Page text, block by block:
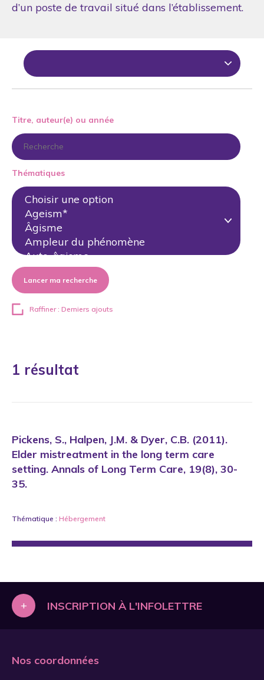
d’un poste de travail situé dans l’établissement.
Titre, auteur(e) ou année
Thématiques
Lancer ma recherche
Raffiner : Derniers ajouts
1 résultat
Pickens, S., Halpen, J.M. & Dyer, C.B. (2011).
Elder mistreatment in the long term care
setting. Annals of Long Term Care, 19(8), 30-
35.
Thématique : Hébergement
+ INSCRIPTION À L'INFOLETTRE
Nos coordonnées